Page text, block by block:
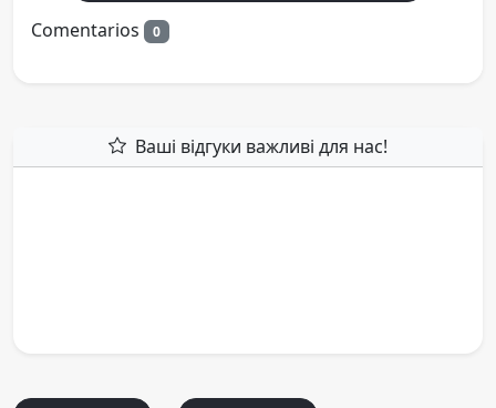
Comentarios 0
Ваші відгуки важливі для нас!